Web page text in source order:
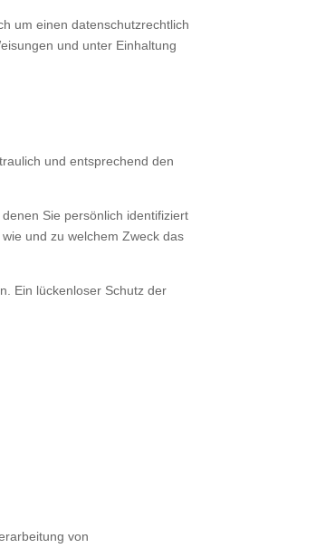
um einen datenschutzrechtlich
und unter Einhaltung
und entsprechend den
Sie persönlich identifiziert
und zu welchem Zweck das
Ein lückenloser Schutz der
von